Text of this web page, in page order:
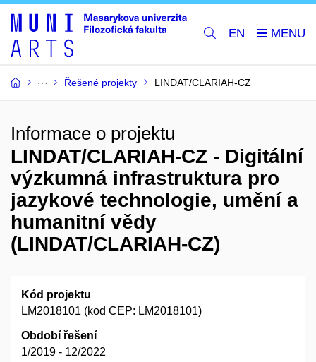
EN
Řešené projekty LINDAT/CLARIAH-CZ
Informace o projektu
LINDAT/CLARIAH-CZ - Digitální
výzkumná infrastruktura pro
jazykové technologie, umění a
humanitní vědy
(LINDAT/CLARIAH-CZ)
Kód projektu
LM2018101 (kod CEP: LM2018101)
Období řešení
1/2019 - 12/2022